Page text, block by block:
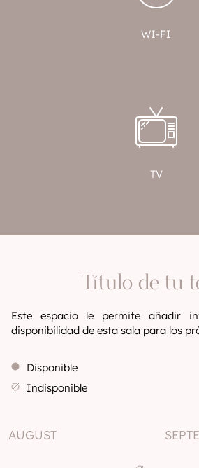
WI-FI
TV
Título de tu
Este espacio le permite añadir
disponibilidad de esta sala para los
Disponible
Indisponible
AUGUST